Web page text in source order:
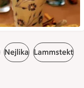
Nejlika Lammstekt